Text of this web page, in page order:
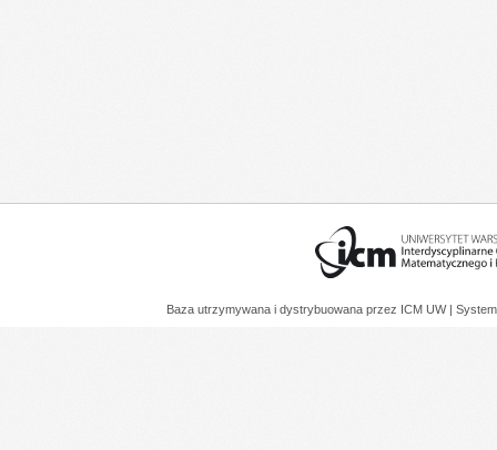
Baza utrzymywana i dystrybuowana przez ICM UW |